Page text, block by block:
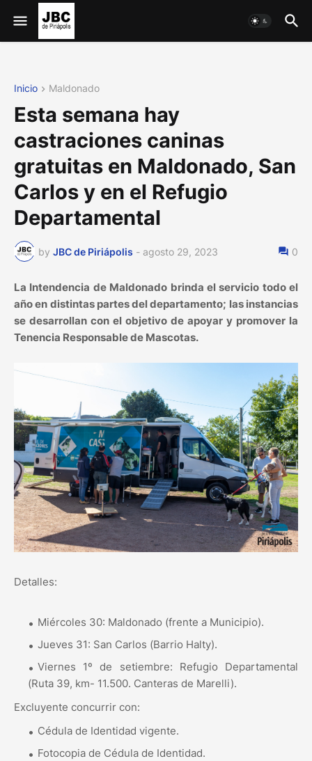
Inicio Maldonado
Esta semana hay
castraciones caninas
gratuitas en Maldonado, San
Carlos y en el Refugio
Departamental
by JBC de Piriápolis - agosto 29, 2023 0
La Intendencia de Maldonado brinda el servicio todo el
año en distintas partes del departamento; las instancias
se desarrollan con el objetivo de apoyar y promover la
Tenencia Responsable de Mascotas.
Detalles:
Miércoles 30: Maldonado (frente a Municipio).
Jueves 31: San Carlos (Barrio Halty).
Viernes 1º de setiembre: Refugio Departamental
(Ruta 39, km- 11.500. Canteras de Marelli).
Excluyente concurrir con:
Cédula de Identidad vigente.
Fotocopia de Cédula de Identidad.